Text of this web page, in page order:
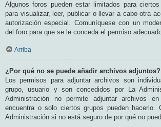
Algunos foros pueden estar limitados para
para visualizar, leer, publicar o llevar a cabo otra
autorización especial. Comuníquese con un
del foro para que se le conceda el permiso
Arriba
¿Por qué no se puede añadir archivos adjuntos?
Los permisos para adjuntar archivos son
grupo, usuario y son concedidos por La
Administración no permite adjuntar archivos
encuentra o solo ciertos grupos pueden hacerlo.
Administración si no está seguro de por qué no